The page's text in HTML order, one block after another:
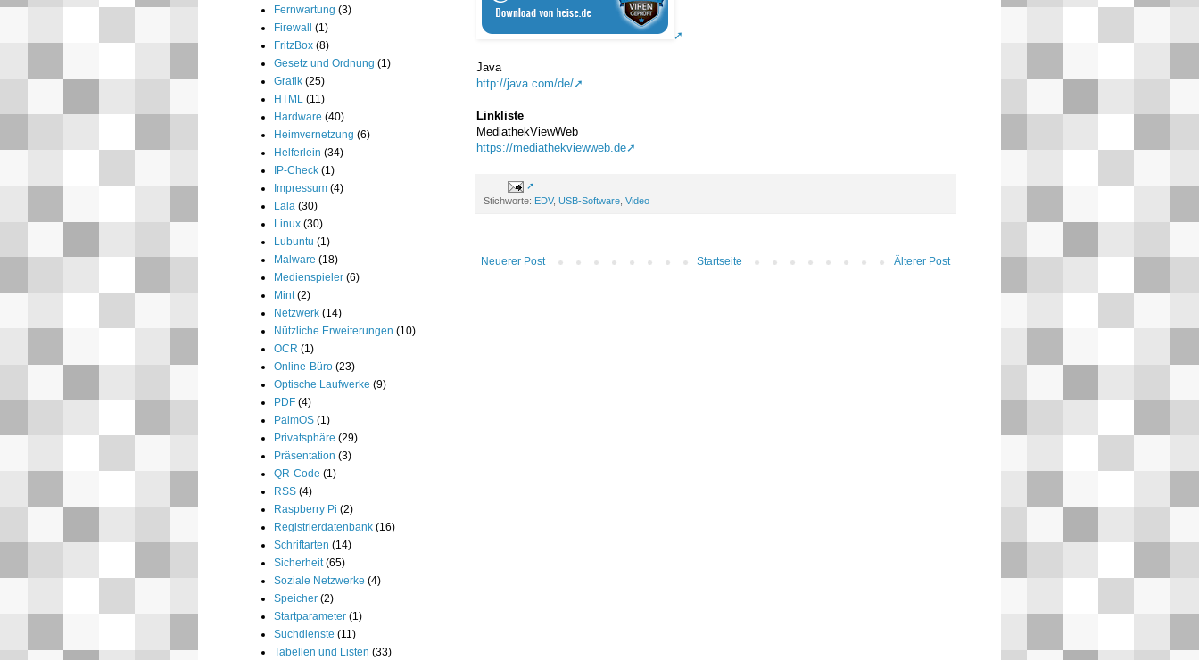
Java
http://java.com/de/
Linkliste
MediathekViewWeb
https://mediathekviewweb.de
Stichworte: EDV, USB-Software Video
Neuerer Post Älterer Post
Startseite
Fernwartung (3)
Firewall
(1)
FritzBox (8)
Gesetz und Ordnung (1)
Grafik (25)
HTML (11)
Hardware (40)
Heimvernetzung (6)
Helferlein (34)
IP-Check (1)
Impressum (4)
Lala (30)
Linux (30)
Lubuntu (1)
Malware (18)
Medienspieler (6)
Mint (2)
Netzwerk (14)
Nützliche Erweiterungen (10)
OCR (1)
Online-Büro (23)
Optische Laufwerke (9)
PDF (4)
PalmOS (1)
Privatsphäre (29)
Präsentation (3)
QR-Code (1)
RSS (4)
Raspberry Pi (2)
Registrierdatenbank (16)
Schriftarten (14)
Sicherheit (65)
Soziale Netzwerke (4)
Speicher (2)
Startparameter (1)
Suchdienste (11)
Tabellen und Listen (33)